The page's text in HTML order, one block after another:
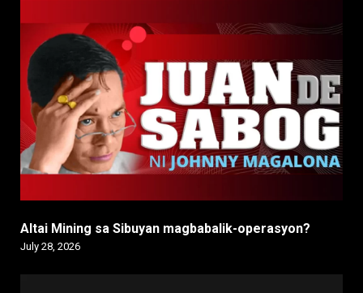
Altai Mining sa Sibuyan magbabalik-operasyon?
July 28, 2026